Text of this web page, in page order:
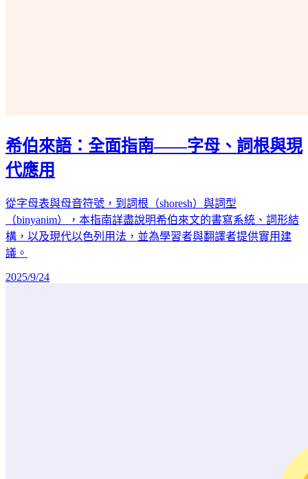
希伯來語：全面指南——字母、詞根與現
代應用
從字母表與母音符號，到詞根（shoresh）與詞型
（binyanim），本指南詳盡說明希伯來文的書寫系統、詞形結
構，以及現代以色列用法，並為學習者與翻譯者提供實用建
議。
2025/9/24